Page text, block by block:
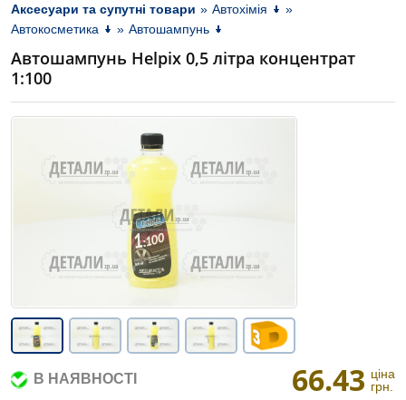
Аксесуари та супутні товари » Автохімія
»
Автокосметика
» Автошампунь
Автошампунь Helpix 0,5 літра концентрат
1:100
В НАЯВНОСТІ 66.43 ціна
грн.